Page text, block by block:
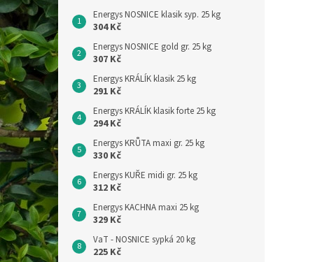
Energys NOSNICE klasik syp. 25 kg
304 Kč
Energys NOSNICE gold gr. 25 kg
307 Kč
Energys KRÁLÍK klasik 25 kg
291 Kč
Energys KRÁLÍK klasik forte 25 kg
294 Kč
Energys KRŮTA maxi gr. 25 kg
330 Kč
Energys KUŘE midi gr. 25 kg
312 Kč
Energys KACHNA maxi 25 kg
329 Kč
VaT - NOSNICE sypká 20 kg
225 Kč